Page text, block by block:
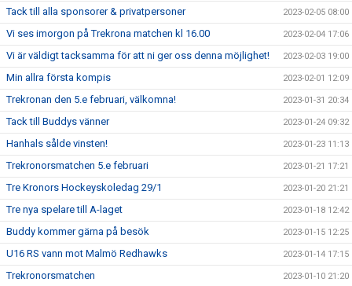
Tack till alla sponsorer & privatpersoner 2023-02-05 08:00
Vi ses imorgon på Trekrona matchen kl 16.00 2023-02-04 17:06
Vi är väldigt tacksamma för att ni ger oss denna möjlighet! 2023-02-03 19:00
Min allra första kompis 2023-02-01 12:09
Trekronan den 5.e februari, välkomna! 2023-01-31 20:34
Tack till Buddys vänner 2023-01-24 09:32
Hanhals sålde vinsten! 2023-01-23 11:13
Trekronorsmatchen 5.e februari 2023-01-21 17:21
Tre Kronors Hockeyskoledag 29/1 2023-01-20 21:21
Tre nya spelare till A-laget 2023-01-18 12:42
Buddy kommer gärna på besök 2023-01-15 12:25
U16 RS vann mot Malmö Redhawks 2023-01-14 17:15
Trekronorsmatchen 2023-01-10 21:20